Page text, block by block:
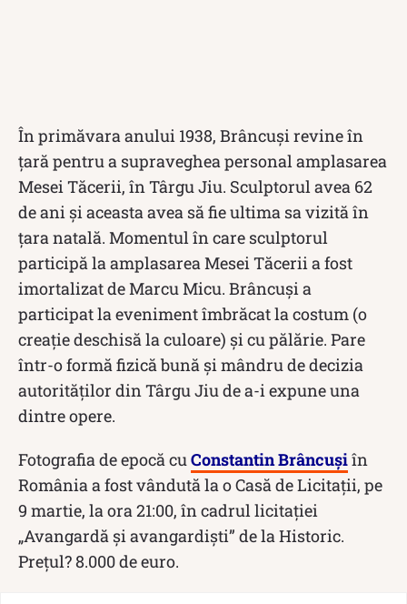
În primăvara anului 1938, Brâncuși revine în
țară pentru a supraveghea personal amplasarea
Mesei Tăcerii, în Târgu Jiu. Sculptorul avea 62
de ani și aceasta avea să fie ultima sa vizită în
țara natală. Momentul în care sculptorul
participă la amplasarea Mesei Tăcerii a fost
imortalizat de Marcu Micu. Brâncuși a
participat la eveniment îmbrăcat la costum (o
creație deschisă la culoare) și cu pălărie. Pare
într-o formă fizică bună și mândru de decizia
autorităților din Târgu Jiu de a-i expune una
dintre opere.
Fotografia de epocă cuConstantin Brâncușiîn
România a fost vândută la o Casă de Licitații, pe
9 martie, la ora 21:00, în cadrul licitației
„Avangardă și avangardiști” de la Historic.
Prețul? 8.000 de euro.